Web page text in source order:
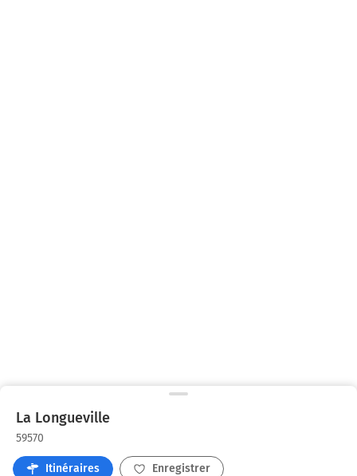
La Longueville
59570
Itinéraires Enregistrer